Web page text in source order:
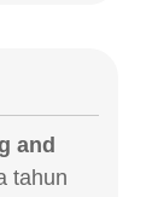
and
tahun